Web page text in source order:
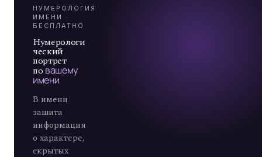
А
7
НУМЕРОЛОГИЯ
ИМЕНИ ·
БЕСПЛАТНО
Нумерологи
ческий
портрет
по вашему
имени
В имени
зашита
информация
о характере,
скрытых